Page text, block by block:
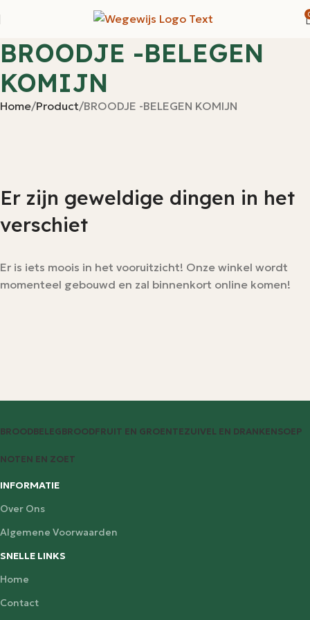
BROODJE -BELEGEN
KOMIJN
Home Product BROODJE -BELEGEN KOMIJN
Er zijn geweldige dingen in het
verschiet
Er is iets moois in het vooruitzicht! Onze winkel wordt
momenteel gebouwd en zal binnenkort online komen!
BROODBELEGBROODFRUIT EN GROENTEZUIVEL EN DRANKENSOEP
NOTEN EN ZOET
INFORMATIE
Over Ons
Algemene Voorwaarden
SNELLE LINKS
Home
Contact